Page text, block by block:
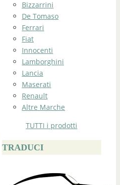
Bizzarrini
De Tomaso
Ferrari
Fiat
Innocenti
Lamborghini
Lancia
Maserati
Renault
Altre Marche
TUTTI i prodotti
TRADUCI